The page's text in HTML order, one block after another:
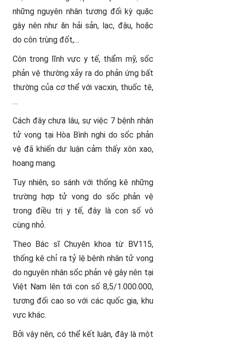
những nguyên nhân tương đối kỳ quặc
gây nên như ăn hải sản, lạc, đậu, hoặc
do côn trùng đốt,…
Còn trong lĩnh vực y tế, thẩm mỹ, sốc
phản vệ thường xảy ra do phản ứng bất
thường của cơ thể với vacxin, thuốc tê,
…
Cách đây chưa lâu, sự việc 7 bệnh nhân
tử vong tại Hòa Bình nghi do sốc phản
vệ đã khiến dư luận cảm thấy xôn xao,
hoang mang.
Tuy nhiên, so sánh với thống kê những
trường hợp tử vong do sốc phản vệ
trong điều trị y tế, đây là con số vô
cùng nhỏ.
Theo Bác sĩ Chuyên khoa từ BV115,
thống kê chỉ ra tỷ lệ bệnh nhân tử vong
do nguyên nhân sốc phản vệ gây nên tại
Việt Nam lên tới con số 8,5/1.000.000,
tương đối cao so với các quốc gia, khu
vực khác.
Bởi vậy nên, có thể kết luận, đây là một